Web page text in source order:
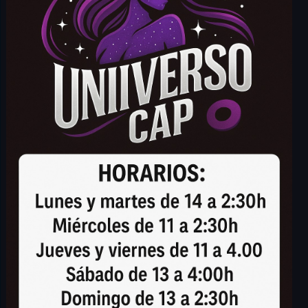
Outlook Live